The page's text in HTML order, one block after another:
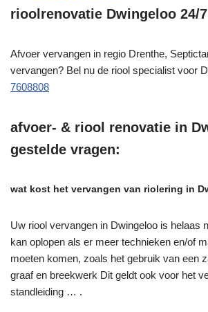
rioolrenovatie Dwingeloo 24/
Afvoer vervangen in regio Drenthe,
vervangen? Bel nu de riool specialist voor
7608808
afvoer- & riool renovatie in
gestelde vragen:
wat kost het vervangen van riolering in
Uw riool vervangen in Dwingeloo is helaas
kan oplopen als er meer technieken en/of
moeten komen, zoals het gebruik van een
graaf en breekwerk Dit geldt ook voor het
standleiding … .